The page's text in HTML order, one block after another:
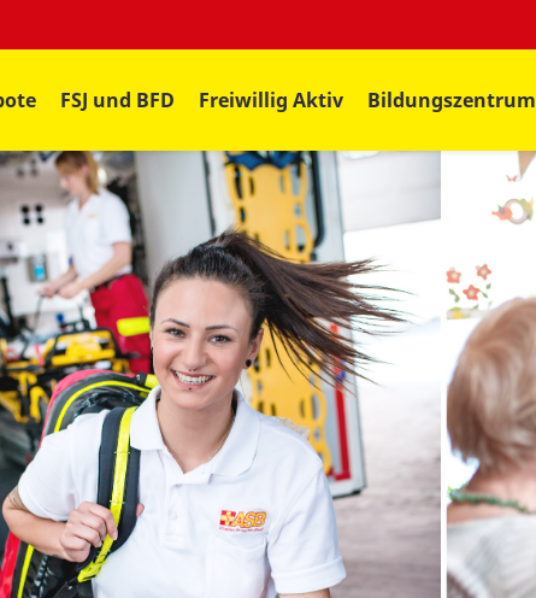
FSJ und BFD Freiwillig Aktiv Bildungszentrum